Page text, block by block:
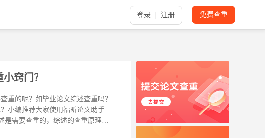
免费查重
登录 注册
窍门？
重的呢？如毕业论文综述查重吗？
小编推荐大家使用福昕论文助手